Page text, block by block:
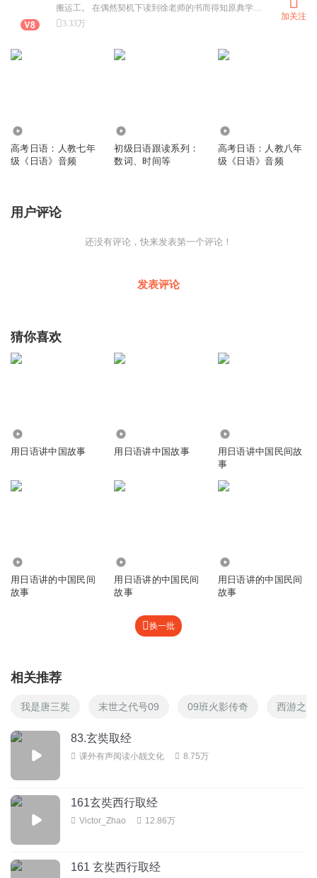
7 聂小倩（上） —— 书生用功入古寺
8 聂小倩（下） —— 倩女幽魂几度来
10 连城（下） —— 死生不渝人鬼情
搬运工。 在偶然契机下读到徐老师的书而得知原典学习法。因而加以实践，运用于外语学习。本没想加V并将音频公开至此，但因喜马拉雅当时限制非加V用户的使用空间，所以才上传。此后，越来越多的听众加入，我在学习中看过用过的一些材料、书籍，也借此平台与其他人分享。若得所用，荣幸之至。（最近天声人与集萃被下架了，毕竟我并没有这些资源的版权。想要音频或文本的可以发消息给我，权且作为学友之前的分享吧。也许有朝一日几北的账号也会面临注销或者其他，尊重版权，那时若不能继续使用这个账号我也诚心接受。在此之前就好好利用这么珍贵的平台吧。）2017/3/21 几北 update
3.33万
加关注
高考日语：人教七年
级《日语》音频
初级日语跟读系列：
数词、时间等
高考日语：人教八年
级《日语》音频
用户评论
还没有评论，快来发表第一个评论！
发表评论
猜你喜欢
用日语讲中国故事 用日语讲中国故事
用日语讲中国民间故
事
用日语讲的中国民间
故事
用日语讲的中国民间
故事
用日语讲的中国民间
故事
换一批
相关推荐
我是唐三奘 末世之代号09 09班火影传奇 西游之
83.玄奘取经
课外有声阅读小靓文化 8.75万
161玄奘西行取经
Victor_Zhao 12.86万
161 玄奘西行取经